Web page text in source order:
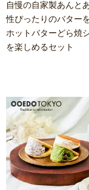
自慢の自家製あんと
性ぴったりのバター
ホットバターどら焼
を楽しめるセット